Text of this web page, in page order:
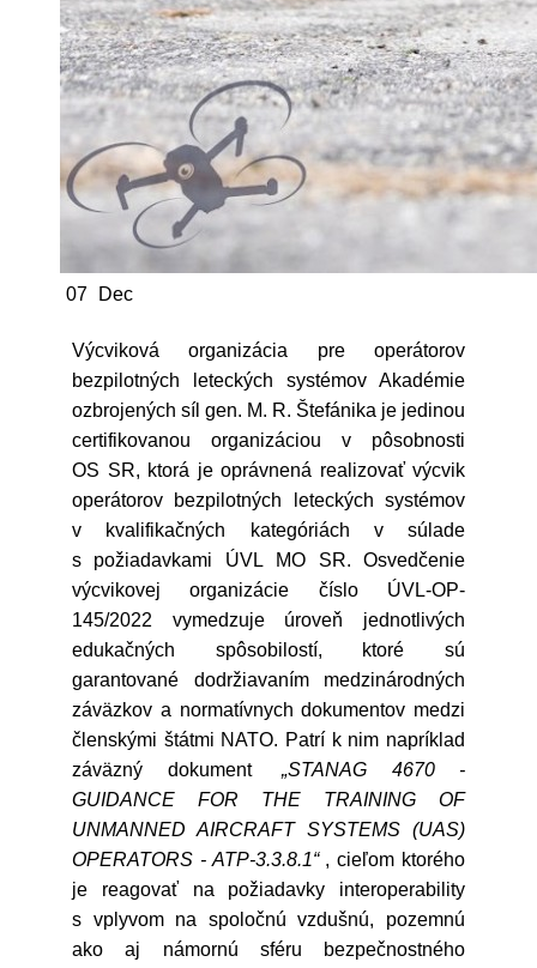
07 Dec
Výcviková organizácia pre operátorov
bezpilotných leteckých systémov Akadémie
ozbrojených síl gen. M. R. Štefánika je jedinou
certifikovanou organizáciou v pôsobnosti
OS SR, ktorá je oprávnená realizovať výcvik
operátorov bezpilotných leteckých systémov
v kvalifikačných kategóriách v súlade
s požiadavkami ÚVL MO SR. Osvedčenie
výcvikovej organizácie číslo ÚVL-OP-
145/2022 vymedzuje úroveň jednotlivých
edukačných spôsobilostí, ktoré sú
garantované dodržiavaním medzinárodných
záväzkov a normatívnych dokumentov medzi
členskými štátmi NATO. Patrí k nim napríklad
záväzný dokument
„STANAG 4670 -
GUIDANCE FOR THE TRAINING OF
UNMANNED AIRCRAFT SYSTEMS (UAS)
OPERATORS - ATP-3.3.8.1“ , cieľom ktorého
je reagovať na požiadavky interoperability
s vplyvom na spoločnú vzdušnú, pozemnú
ako aj námornú sféru bezpečnostného